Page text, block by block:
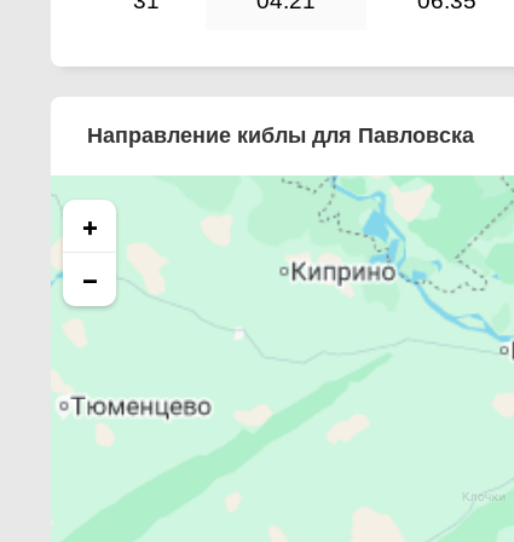
Направление киблы для Павловска
+
−